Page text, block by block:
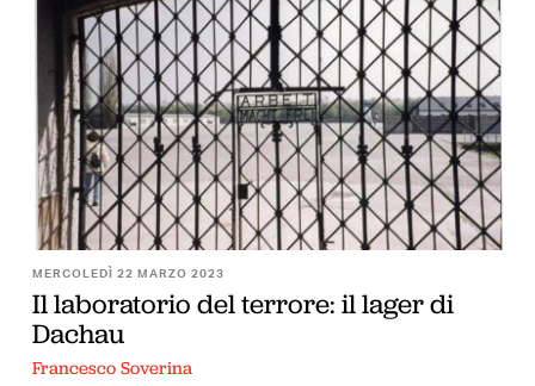
MERCOLEDÌ 22 MARZO 2023
Il laboratorio del terrore: il lager di
Dachau
Francesco Soverina